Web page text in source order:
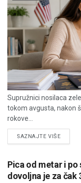
Supružnici nosilaca
tokom avgusta, nakon
rokove...
SAZNAJTE VIŠEDETAILS
Pica od metar i po
dovoljna je za čak